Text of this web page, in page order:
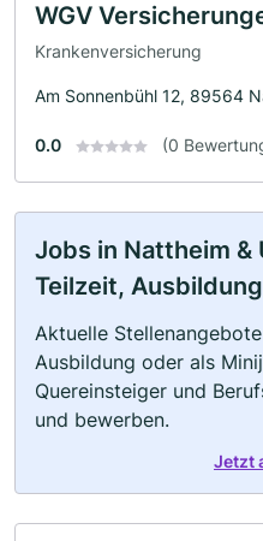
WGV
Krankenversicherung
Am Sonnenbühl 12, 89564
0.0 (0
Jobs in Nattheim &
Teilzeit,
Aktuelle
Ausbildung oder als
Quereinsteiger und
und bewerben.
Jetzt